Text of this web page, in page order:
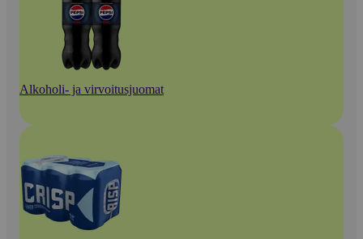
Alkoholi- ja virvoitusjuomat